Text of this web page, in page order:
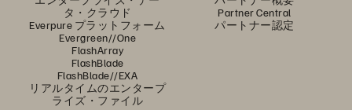
タ・クラウド
Everpure プラットフォーム
Evergreen//One
FlashArray
FlashBlade
FlashBlade//EXA
リアルタイムのエンタープ
ライズ・ファイル
Partner Central
パートナー認定